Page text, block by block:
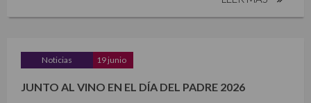
Noticias 19 junio
JUNTO AL VINO EN EL DÍA DEL PADRE 2026